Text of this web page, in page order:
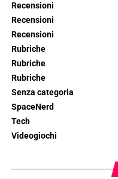
Recensioni
Recensioni
Recensioni
Rubriche
Rubriche
Rubriche
Senza categoria
SpaceNerd
Tech
Videogiochi